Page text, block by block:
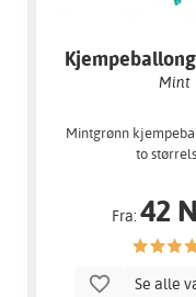
Mint
Mintgrønn
to
Fra: 42
Se alle